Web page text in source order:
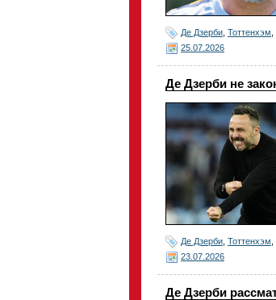
Де Дзерби Тоттенхэм
25.07.2026
Де Дзерби не
Де Дзерби Тоттенхэм
23.07.2026
Де Дзерби